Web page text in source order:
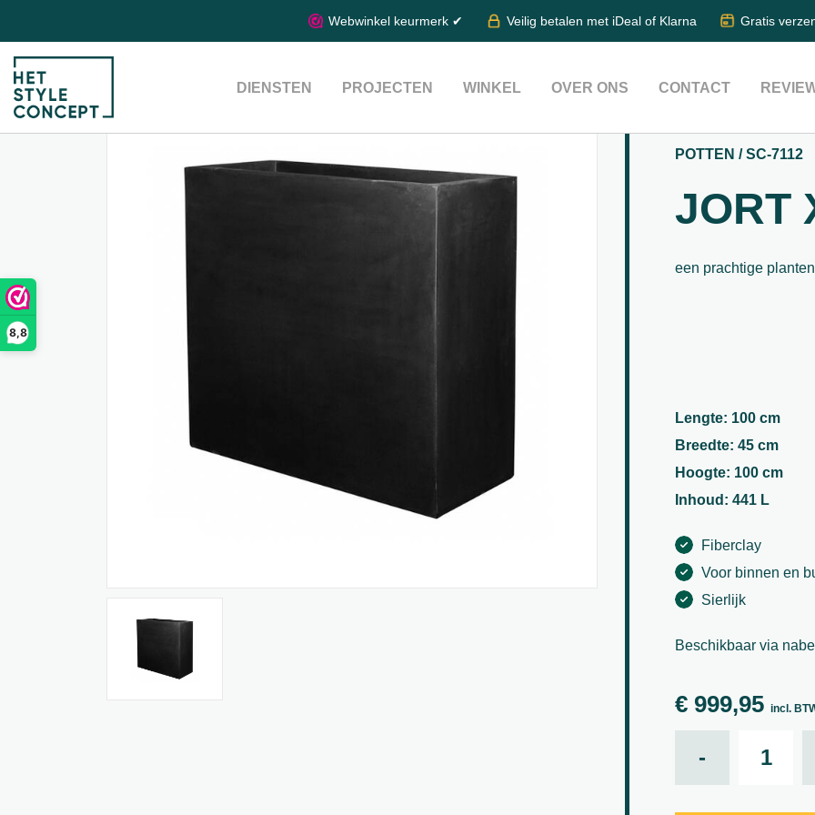
8,8
Webwinkel keurmerk ✔ Veilig betalen met iDeal of Klarna Gratis
DIENSTEN PROJECTEN WINKEL OVER ONS CONTACT
POTTEN / SC-7112
JORT
een prachtige
Lengte: 100 cm
Breedte: 45 cm
Hoogte: 100 cm
Inhoud: 441 L
Fiberclay
Voor binnen en
Sierlijk
Beschikbaar via
€ 999,95 incl.
-